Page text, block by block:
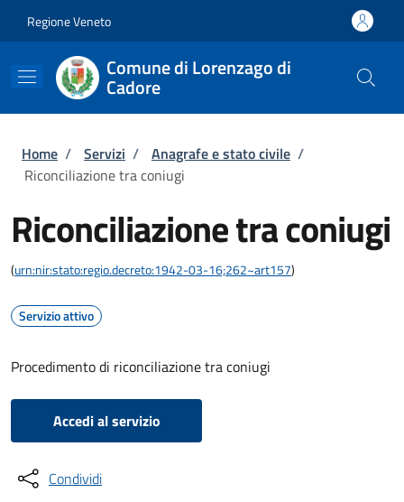
Regione Veneto
Comune di Lorenzago di
Cadore
Briciole di pane
Home / Servizi / Anagrafe e stato civile /
Riconciliazione tra coniugi
Riconciliazione tra coniugi
(urn:nir:stato:regio.decreto:1942-03-16;262~art157)
Servizio attivo
Procedimento di riconciliazione tra coniugi
Accedi al servizio
Condividi